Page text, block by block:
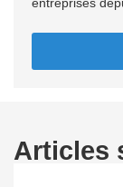
Articles